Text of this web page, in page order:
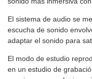
El sistema de audio se
escucha de sonido
adaptar el sonido para
El modo de estudio
en un estudio de